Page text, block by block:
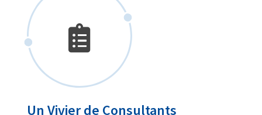
Un Vivier de Consultants